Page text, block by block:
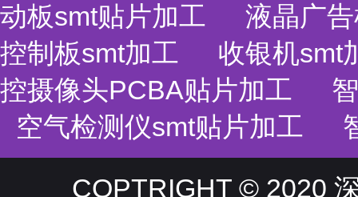
动板smt贴片加工
液晶广
控制板smt加工
收银机smt
控摄像头PCBA贴片加工
空气检测仪smt贴片加工
COPTRIGHT © 2020